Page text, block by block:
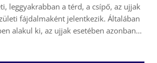
leggyakrabban a térd, a csípő, az ujjak
fájdalmaként jelentkezik. Általában
alakul ki, az ujjak esetében azonban…